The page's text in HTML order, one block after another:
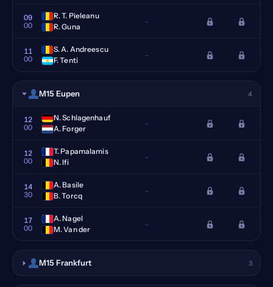
09
00
R. T. Pieleanu
R. Guna
–
11
00
S. A. Andreescu
F. Tenti
–
M15 Eupen 4
12
00
N. Schlagenhauf
A. Forger
–
12
00
T. Papamalamis
N. Ifi
–
14
30
A. Basile
B. Torcq
–
17
00
A. Nagel
M. Van der
–
M15 Frankfurt 3